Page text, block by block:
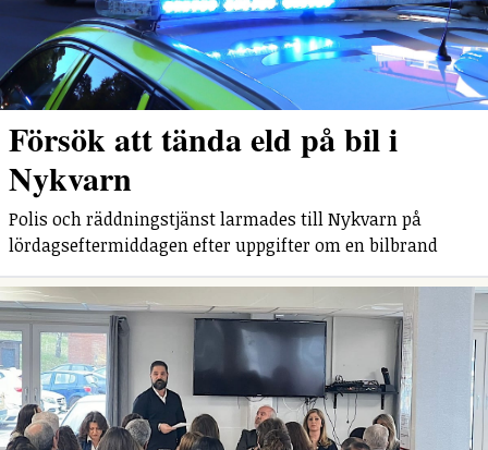
Försök att tända eld på bil i
Nykvarn
Polis och räddningstjänst larmades till Nykvarn på
lördagseftermiddagen efter uppgifter om en bilbrand